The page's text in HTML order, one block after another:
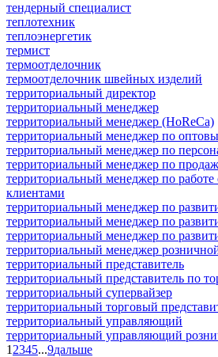
тендерный специалист
теплотехник
теплоэнергетик
термист
термоотделочник
термоотделочник швейных изделий
территориальный директор
территориальный менеджер
территориальный менеджер (HoReCa)
территориальный менеджер по
территориальный менеджер по
территориальный менеджер по
территориальный менеджер по
клиентами
территориальный менеджер по
территориальный менеджер по
территориальный менеджер по
территориальный менеджер
территориальный представитель
территориальный представитель по
территориальный супервайзер
территориальный торговый
территориальный управляющий
территориальный управляющий
1 2345...9дальше